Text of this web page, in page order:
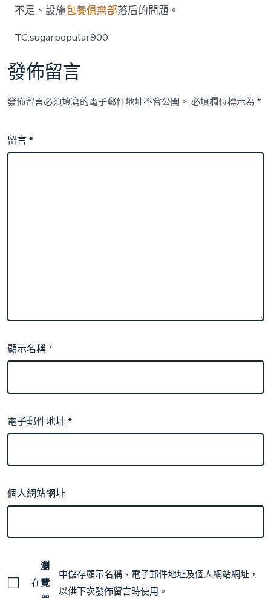
不足、設施包養俱樂部落后的問題。
TC:sugarpopular900
發佈留言
發佈留言必須填寫的電子郵件地址不會公開。 必填欄位標示為*
留言*
顯示名稱*
電子郵件地址*
個人網站網址
在
瀏
覽
中儲存顯示名稱、電子郵件地址及個人網站網址，
以供下次發佈留言時使用。